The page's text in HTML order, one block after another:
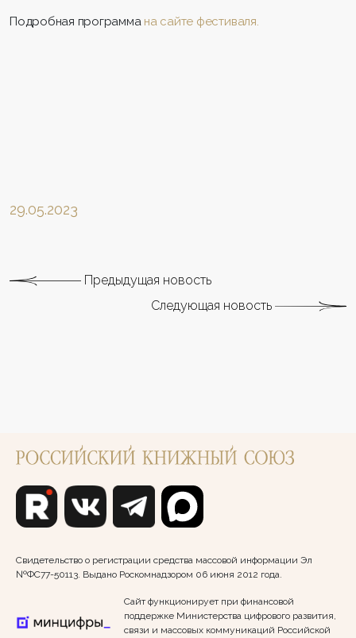
Подробная программа на сайте фестиваля.
29.05.2023
Предыдущая новость
Следующая новость
Свидетельство о регистрации средства массовой информации Эл
№ФС77-50113. Выдано Роскомнадзором 06 июня 2012 года.
Сайт функционирует при финансовой
поддержке Министерства цифрового развития,
связи и массовых коммуникаций Российской